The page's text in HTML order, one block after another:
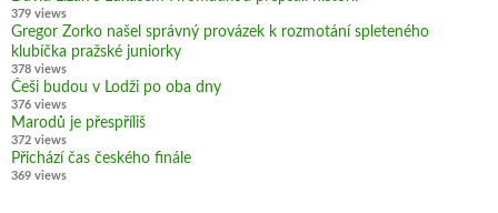
379 views
Gregor Zorko našel správný provázek k rozmotání spleteného
klubíčka pražské juniorky
378 views
Češi budou v Lodži po oba dny
376 views
Marodů je přespříliš
372 views
Přichází čas českého finále
369 views